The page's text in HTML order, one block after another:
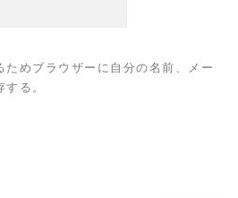
ためブラウザーに自分の名前、メー
る。